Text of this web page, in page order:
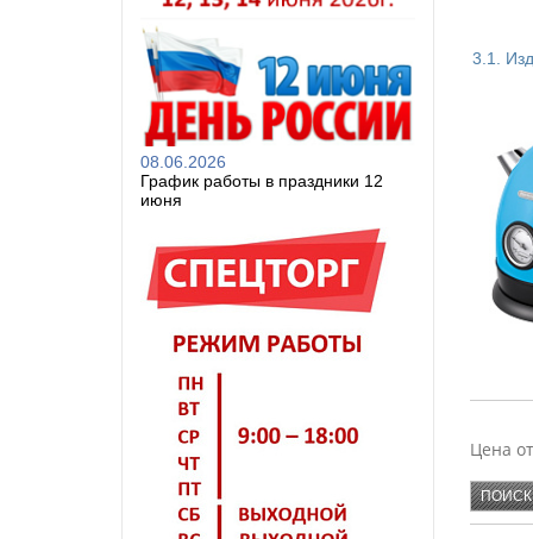
08.06.2026
График работы в праздники 12
июня
3.1.
KAMILLE
Цена от